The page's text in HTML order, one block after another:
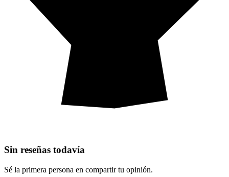
Sin reseñas todavía
Sé la primera persona en compartir tu opinión.